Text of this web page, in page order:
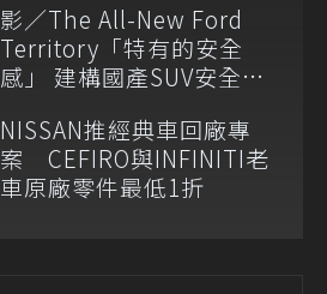
影／The All-New Ford
Territory「特有的安全
感」 建構國產SUV安全新
NISSAN推經典車回廠專
案 CEFIRO與INFINITI老
車原廠零件最低1折